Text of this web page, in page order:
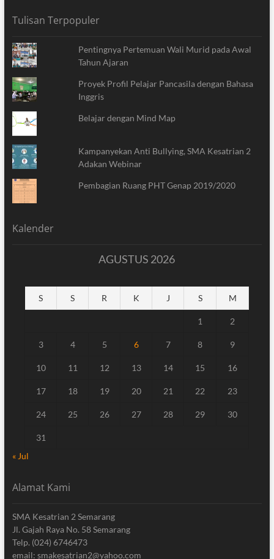
Tulisan Terpopuler
Pentingnya Pertemuan Wali Murid pada Awal
Tahun Ajaran
Proyek Profil Pelajar Pancasila dengan Bahasa
Inggris
Belajar dengan Mind Map
Kampanyekan Anti Bullying, SMA Kesatrian 2
Adakan Webinar
Pembagian Ruang PHT Genap 2019/2020
Kalender
AGUSTUS 2026
S S R K J S M
1 2
3 4 5 6 7 8 9
10 11 12 13 14 15 16
17 18 19 20 21 22 23
24 25 26 27 28 29 30
31
« Jul
Alamat Kami
SMA Kesatrian 2 Semarang
Jl. Gajah Raya No. 58 Semarang
Telp. (024) 6746473
email: smakesatrian2@yahoo.com